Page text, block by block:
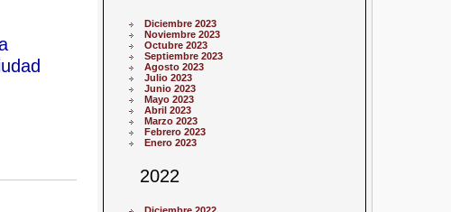
Diciembre 2023
Noviembre 2023
Octubre 2023
Septiembre 2023
Agosto 2023
Julio 2023
Junio 2023
Mayo 2023
Abril 2023
Marzo 2023
Febrero 2023
Enero 2023
2022